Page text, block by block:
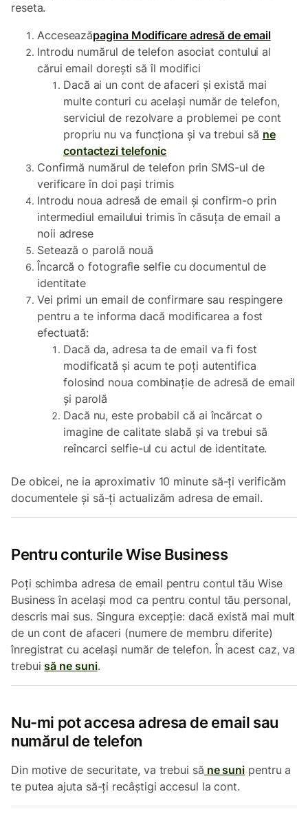
reseta.
Acceseazăpagina Modificare adresă de email
Introdu numărul de telefon asociat contului al
cărui email dorești să îl modifici
Dacă ai un cont de afaceri și există mai
multe conturi cu același număr de telefon,
serviciul de rezolvare a problemei pe cont
propriu nu va funcționa și va trebui să ne
contactezi telefonic
Confirmă numărul de telefon prin SMS-ul de
verificare în doi pași trimis
Introdu noua adresă de email și confirm-o prin
intermediul emailului trimis în căsuța de email a
noii adrese
Setează o parolă nouă
Încarcă o fotografie selfie cu documentul de
identitate
Vei primi un email de confirmare sau respingere
pentru a te informa dacă modificarea a fost
efectuată:
Dacă da, adresa ta de email va fi fost
modificată și acum te poți autentifica
folosind noua combinație de adresă de email
și parolă
Dacă nu, este probabil că ai încărcat o
imagine de calitate slabă și va trebui să
reîncarci selfie-ul cu actul de identitate.
De obicei, ne ia aproximativ 10 minute să-ți verificăm
documentele și să-ți actualizăm adresa de email.
Pentru conturile Wise Business
Poți schimba adresa de email pentru contul tău Wise
Business în același mod ca pentru contul tău personal,
descris mai sus. Singura excepție: dacă există mai mult
de un cont de afaceri (numere de membru diferite)
înregistrat cu același număr de telefon. În acest caz, va
trebuisă ne suni.
Nu-mi pot accesa adresa de email sau
numărul de telefon
Din motive de securitate, va trebui să ne suni pentru a
te putea ajuta să-ți recâștigi accesul la cont.